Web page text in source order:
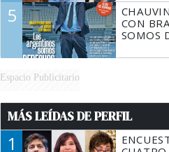
5
CON
SOMOS
Espacio Publicitario
MÁS LEÍDAS DE PERFIL
1